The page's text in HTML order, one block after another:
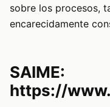
sobre los procesos,
encarecidamente
SAIME:
https://